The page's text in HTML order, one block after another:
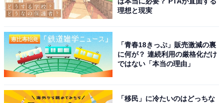
理想と現実
「青春18きっぷ」販売激減の裏
に何が？ 連続利用の厳格化だけ
ではない「本当の理由」
「移民」に冷たいのはどっちな